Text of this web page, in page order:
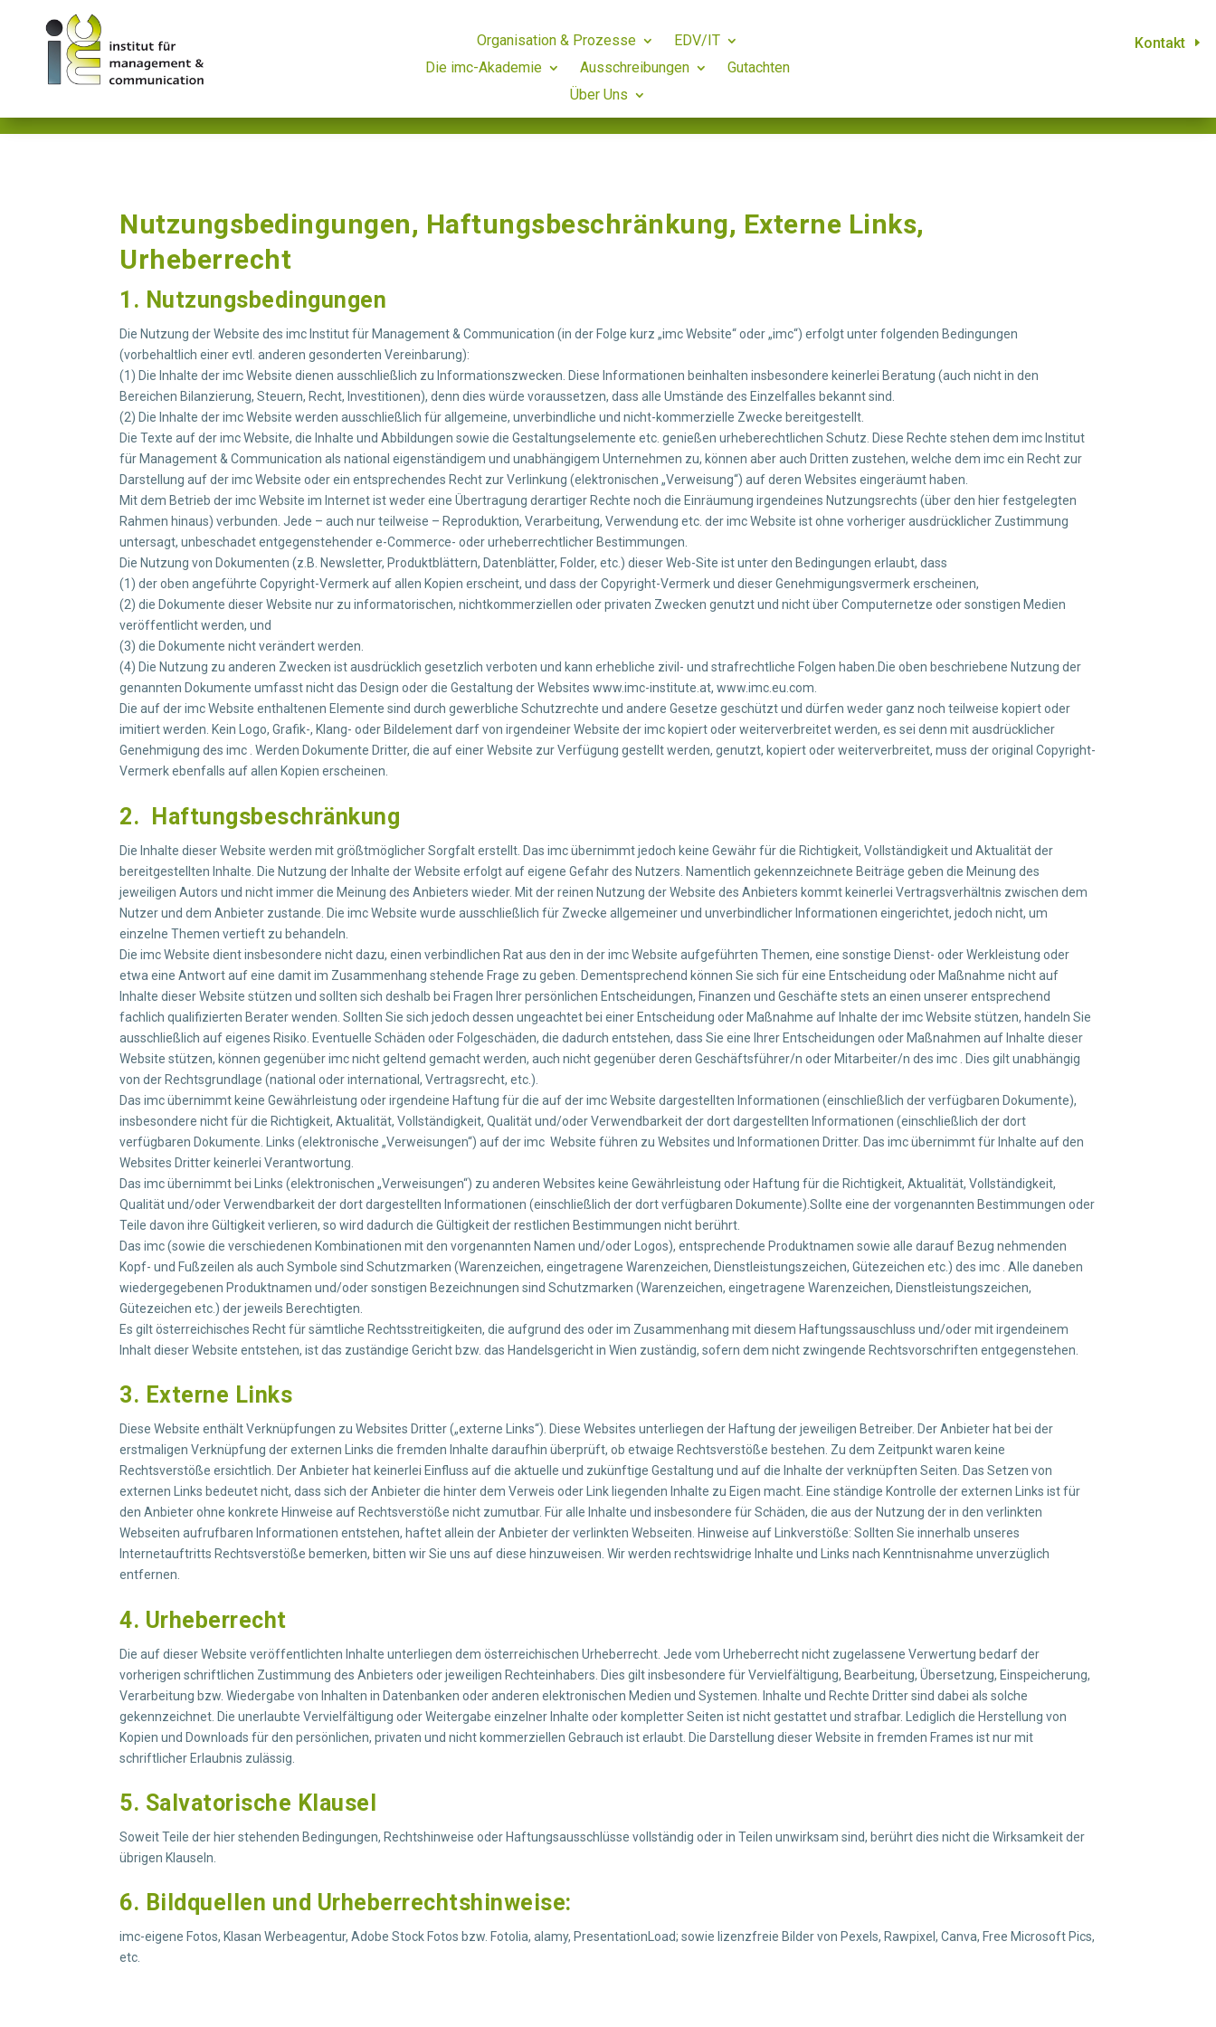
Organisation & Prozesse
EDV/IT
Die imc-Akademie
Ausschreibungen
Gutachten
Über Uns
Kontakt
Nutzungsbedingungen, Haftungsbeschränkung, Externe Links,
Urheberrecht
1. Nutzungsbedingungen
Die Nutzung der Website des imc Institut für Management & Communication (in der Folge kurz „imc Website“ oder „imc“) erfolgt unter folgenden Bedingungen
(vorbehaltlich einer evtl. anderen gesonderten Vereinbarung):
(1) Die Inhalte der imc Website dienen ausschließlich zu Informationszwecken. Diese Informationen beinhalten insbesondere keinerlei Beratung (auch nicht in den
Bereichen Bilanzierung, Steuern, Recht, Investitionen), denn dies würde voraussetzen, dass alle Umstände des Einzelfalles bekannt sind.
(2) Die Inhalte der imc Website werden ausschließlich für allgemeine, unverbindliche und nicht-kommerzielle Zwecke bereitgestellt.
Die Texte auf der imc Website, die Inhalte und Abbildungen sowie die Gestaltungselemente etc. genießen urheberechtlichen Schutz. Diese Rechte stehen dem imc Institut
für Management & Communication als national eigenständigem und unabhängigem Unternehmen zu, können aber auch Dritten zustehen, welche dem imc ein Recht zur
Darstellung auf der imc Website oder ein entsprechendes Recht zur Verlinkung (elektronischen „Verweisung“) auf deren Websites eingeräumt haben.
Mit dem Betrieb der imc Website im Internet ist weder eine Übertragung derartiger Rechte noch die Einräumung irgendeines Nutzungsrechts (über den hier festgelegten
Rahmen hinaus) verbunden. Jede – auch nur teilweise – Reproduktion, Verarbeitung, Verwendung etc. der imc Website ist ohne vorheriger ausdrücklicher Zustimmung
untersagt, unbeschadet entgegenstehender e-Commerce- oder urheberrechtlicher Bestimmungen.
Die Nutzung von Dokumenten (z.B. Newsletter, Produktblättern, Datenblätter, Folder, etc.) dieser Web-Site ist unter den Bedingungen erlaubt, dass
(1) der oben angeführte Copyright-Vermerk auf allen Kopien erscheint, und dass der Copyright-Vermerk und dieser Genehmigungsvermerk erscheinen,
(2) die Dokumente dieser Website nur zu informatorischen, nichtkommerziellen oder privaten Zwecken genutzt und nicht über Computernetze oder sonstigen Medien
veröffentlicht werden, und
(3) die Dokumente nicht verändert werden.
(4) Die Nutzung zu anderen Zwecken ist ausdrücklich gesetzlich verboten und kann erhebliche zivil- und strafrechtliche Folgen haben.Die oben beschriebene Nutzung der
genannten Dokumente umfasst nicht das Design oder die Gestaltung der Websites www.imc-institute.at, www.imc.eu.com.
Die auf der imc Website enthaltenen Elemente sind durch gewerbliche Schutzrechte und andere Gesetze geschützt und dürfen weder ganz noch teilweise kopiert oder
imitiert werden. Kein Logo, Grafik-, Klang- oder Bildelement darf von irgendeiner Website der imc kopiert oder weiterverbreitet werden, es sei denn mit ausdrücklicher
Genehmigung des imc . Werden Dokumente Dritter, die auf einer Website zur Verfügung gestellt werden, genutzt, kopiert oder weiterverbreitet, muss der original Copyright-
Vermerk ebenfalls auf allen Kopien erscheinen.
2. Haftungsbeschränkung
Die Inhalte dieser Website werden mit größtmöglicher Sorgfalt erstellt. Das imc übernimmt jedoch keine Gewähr für die Richtigkeit, Vollständigkeit und Aktualität der
bereitgestellten Inhalte. Die Nutzung der Inhalte der Website erfolgt auf eigene Gefahr des Nutzers. Namentlich gekennzeichnete Beiträge geben die Meinung des
jeweiligen Autors und nicht immer die Meinung des Anbieters wieder. Mit der reinen Nutzung der Website des Anbieters kommt keinerlei Vertragsverhältnis zwischen dem
Nutzer und dem Anbieter zustande. Die imc Website wurde ausschließlich für Zwecke allgemeiner und unverbindlicher Informationen eingerichtet, jedoch nicht, um
einzelne Themen vertieft zu behandeln.
Die imc Website dient insbesondere nicht dazu, einen verbindlichen Rat aus den in der imc Website aufgeführten Themen, eine sonstige Dienst- oder Werkleistung oder
etwa eine Antwort auf eine damit im Zusammenhang stehende Frage zu geben. Dementsprechend können Sie sich für eine Entscheidung oder Maßnahme nicht auf
Inhalte dieser Website stützen und sollten sich deshalb bei Fragen Ihrer persönlichen Entscheidungen, Finanzen und Geschäfte stets an einen unserer entsprechend
fachlich qualifizierten Berater wenden. Sollten Sie sich jedoch dessen ungeachtet bei einer Entscheidung oder Maßnahme auf Inhalte der imc Website stützen, handeln Sie
ausschließlich auf eigenes Risiko. Eventuelle Schäden oder Folgeschäden, die dadurch entstehen, dass Sie eine Ihrer Entscheidungen oder Maßnahmen auf Inhalte dieser
Website stützen, können gegenüber imc nicht geltend gemacht werden, auch nicht gegenüber deren Geschäftsführer/n oder Mitarbeiter/n des imc . Dies gilt unabhängig
von der Rechtsgrundlage (national oder international, Vertragsrecht, etc.).
Das imc übernimmt keine Gewährleistung oder irgendeine Haftung für die auf der imc Website dargestellten Informationen (einschließlich der verfügbaren Dokumente),
insbesondere nicht für die Richtigkeit, Aktualität, Vollständigkeit, Qualität und/oder Verwendbarkeit der dort dargestellten Informationen (einschließlich der dort
verfügbaren Dokumente. Links (elektronische „Verweisungen“) auf der imc Website führen zu Websites und Informationen Dritter. Das imc übernimmt für Inhalte auf den
Websites Dritter keinerlei Verantwortung.
Das imc übernimmt bei Links (elektronischen „Verweisungen“) zu anderen Websites keine Gewährleistung oder Haftung für die Richtigkeit, Aktualität, Vollständigkeit,
Qualität und/oder Verwendbarkeit der dort dargestellten Informationen (einschließlich der dort verfügbaren Dokumente).Sollte eine der vorgenannten Bestimmungen oder
Teile davon ihre Gültigkeit verlieren, so wird dadurch die Gültigkeit der restlichen Bestimmungen nicht berührt.
Das imc (sowie die verschiedenen Kombinationen mit den vorgenannten Namen und/oder Logos), entsprechende Produktnamen sowie alle darauf Bezug nehmenden
Kopf- und Fußzeilen als auch Symbole sind Schutzmarken (Warenzeichen, eingetragene Warenzeichen, Dienstleistungszeichen, Gütezeichen etc.) des imc . Alle daneben
wiedergegebenen Produktnamen und/oder sonstigen Bezeichnungen sind Schutzmarken (Warenzeichen, eingetragene Warenzeichen, Dienstleistungszeichen,
Gütezeichen etc.) der jeweils Berechtigten.
Es gilt österreichisches Recht für sämtliche Rechtsstreitigkeiten, die aufgrund des oder im Zusammenhang mit diesem Haftungssauschluss und/oder mit irgendeinem
Inhalt dieser Website entstehen, ist das zuständige Gericht bzw. das Handelsgericht in Wien zuständig, sofern dem nicht zwingende Rechtsvorschriften entgegenstehen.
3. Externe Links
Diese Website enthält Verknüpfungen zu Websites Dritter („externe Links“). Diese Websites unterliegen der Haftung der jeweiligen Betreiber. Der Anbieter hat bei der
erstmaligen Verknüpfung der externen Links die fremden Inhalte daraufhin überprüft, ob etwaige Rechtsverstöße bestehen. Zu dem Zeitpunkt waren keine
Rechtsverstöße ersichtlich. Der Anbieter hat keinerlei Einfluss auf die aktuelle und zukünftige Gestaltung und auf die Inhalte der verknüpften Seiten. Das Setzen von
externen Links bedeutet nicht, dass sich der Anbieter die hinter dem Verweis oder Link liegenden Inhalte zu Eigen macht. Eine ständige Kontrolle der externen Links ist für
den Anbieter ohne konkrete Hinweise auf Rechtsverstöße nicht zumutbar. Für alle Inhalte und insbesondere für Schäden, die aus der Nutzung der in den verlinkten
Webseiten aufrufbaren Informationen entstehen, haftet allein der Anbieter der verlinkten Webseiten. Hinweise auf Linkverstöße: Sollten Sie innerhalb unseres
Internetauftritts Rechtsverstöße bemerken, bitten wir Sie uns auf diese hinzuweisen. Wir werden rechtswidrige Inhalte und Links nach Kenntnisnahme unverzüglich
entfernen.
4. Urheberrecht
Die auf dieser Website veröffentlichten Inhalte unterliegen dem österreichischen Urheberrecht. Jede vom Urheberrecht nicht zugelassene Verwertung bedarf der
vorherigen schriftlichen Zustimmung des Anbieters oder jeweiligen Rechteinhabers. Dies gilt insbesondere für Vervielfältigung, Bearbeitung, Übersetzung, Einspeicherung,
Verarbeitung bzw. Wiedergabe von Inhalten in Datenbanken oder anderen elektronischen Medien und Systemen. Inhalte und Rechte Dritter sind dabei als solche
gekennzeichnet. Die unerlaubte Vervielfältigung oder Weitergabe einzelner Inhalte oder kompletter Seiten ist nicht gestattet und strafbar. Lediglich die Herstellung von
Kopien und Downloads für den persönlichen, privaten und nicht kommerziellen Gebrauch ist erlaubt. Die Darstellung dieser Website in fremden Frames ist nur mit
schriftlicher Erlaubnis zulässig.
5. Salvatorische Klausel
Soweit Teile der hier stehenden Bedingungen, Rechtshinweise oder Haftungsausschlüsse vollständig oder in Teilen unwirksam sind, berührt dies nicht die Wirksamkeit der
übrigen Klauseln.
6. Bildquellen und Urheberrechtshinweise:
imc-eigene Fotos, Klasan Werbeagentur, Adobe Stock Fotos bzw. Fotolia, alamy, PresentationLoad; sowie lizenzfreie Bilder von Pexels, Rawpixel, Canva, Free Microsoft Pics,
etc.